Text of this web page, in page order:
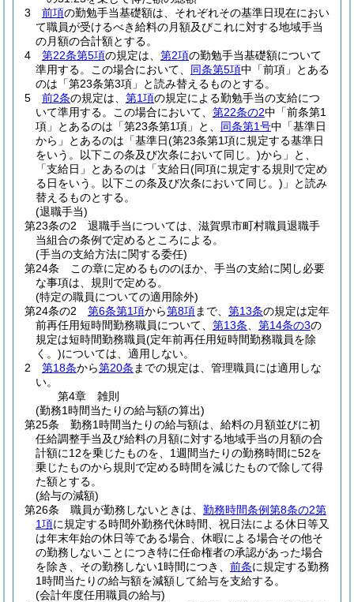
3
前項の勤勉手当基礎額は、それぞれその基準日現在におい
て職員が受けるべき給料の月額及びこれに対する地域手当
の月額の合計額とする。
4
第22条第5項の規定は、 第2項の勤勉手当基礎額について
準用する。
この場合において、 同条第5項中「前項」とある
のは「第23条第3項」と読み替えるものとする。
5
前2条の規定は、 第1項の規定による勤勉手当の支給につ
いて準用する。
この場合において、 第22条の2中「前条第1
項」とあるのは「第23条第1項」と、 同条第1号中「基準日
から」とあるのは「基準日(第23条第1項に規定する基準日
をいう。以下この条及び次条において同じ。)から」と、
「支給日」とあるのは「支給日(同項に規定する規則で定め
る日をいう。以下この条及び次条において同じ。) 」と読み
替えるものとする。
(退職手当)
第23条の2
退職手当については、滋賀県市町村職員退職手
当組合の条例で定めるところによる。
(手当の支給方法に関する委任)
第24条
この章に定めるもののほか、手当の支給に関し必要
な事項は、規則で定める。
(特定の職員についての適用除外)
第24条の2
第6条第1項から第8項まで、 第13条の規定は定年
前再任用短時間勤務職員について、 第13条 第14条の3の
規定は短時間勤務職員(定年前再任用短時間勤務職員を除
く。)については、適用しない。
2
第18条から第20条 までの規定は、管理職員には適用しな
い。
第4章
雑則
(勤務1時間当たりの給与額の算出)
第25条
勤務1時間当たりの給与額は、給料の月額並びに初
任給調整手当及び給料の月額に対する地域手当の月額の合
計額に12を乗じたものを、1週間当たりの勤務時間に52を
乗じたものから規則で定める時間を減じたもので除して得
た額とする。
(給与の減額)
第26条
職員が勤務しないときは、 勤務時間条例第8条の2第
1項に規定する時間外勤務代休時間、祝日法による休日等又
は年末年始の休日等である場合、休暇による場合その他そ
の勤務しないことにつき特に任命権者の承認があった場合
を除き、その勤務しない1時間につき、 前条に規定する勤務
1時間当たりの給与額を減額して給与を支給する。
(会計年度任用職員の給与)